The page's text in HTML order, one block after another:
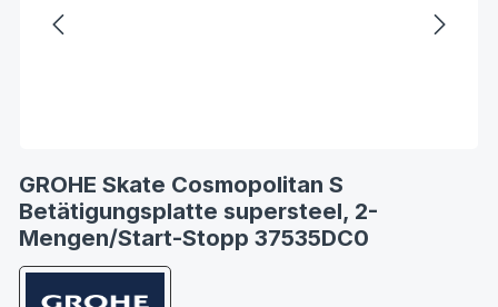
GROHE Skate Cosmopolitan S
Betätigungsplatte supersteel, 2-
Mengen/Start-Stopp 37535DC0